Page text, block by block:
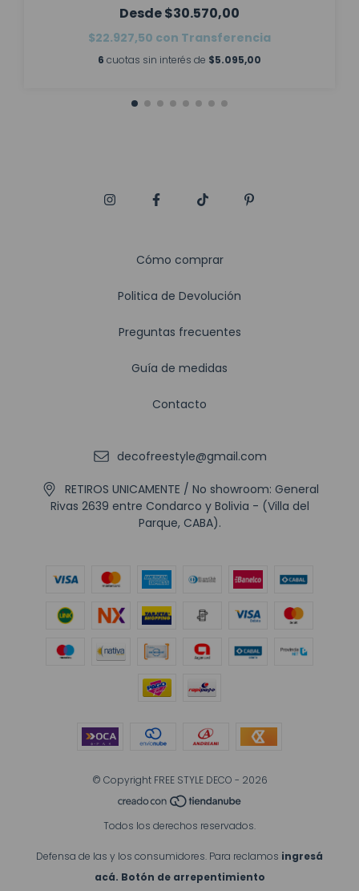
$30.570,00
$22.927,50 con Transferencia
6 cuotas sin interés de $5.095,00
Cómo comprar
Politica de Devolución
Preguntas frecuentes
Guía de medidas
Contacto
decofreestyle@gmail.com
RETIROS UNICAMENTE / No showroom: General
Rivas 2639 entre Condarco y Bolivia - (Villa del
Parque, CABA).
© Copyright FREE STYLE DECO - 2026
Todos los derechos reservados.
Defensa de las y los consumidores. Para reclamos ingresá
acá. Botón de arrepentimiento